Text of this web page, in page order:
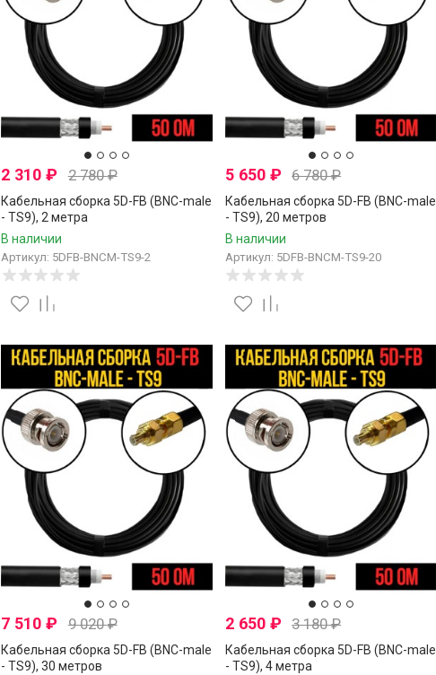
2 310₽ 2 780₽
Кабельная сборка 5D-FB (BNC-male
- TS9), 2 метра
В наличии
Артикул: 5DFB-BNCM-TS9-2
5 650 ₽ 6 780₽
Кабельная сборка 5D-FB (BNC-male
- TS9), 20 метров
В наличии
Артикул: 5DFB-BNCM-TS9-20
7 510₽ 9 020₽
Кабельная сборка 5D-FB (BNC-male
- TS9), 30 метров
2 650 ₽ 3 180₽
Кабельная сборка 5D-FB (BNC-male
- TS9), 4 метра